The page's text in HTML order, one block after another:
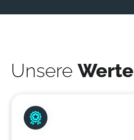
UnsereWerte